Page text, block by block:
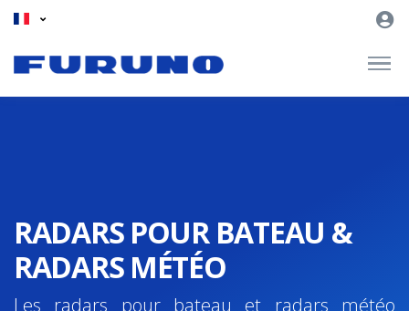
RADARS POUR BATEAU &
RADARS MÉTÉO
Les radars pour bateau et radars météo